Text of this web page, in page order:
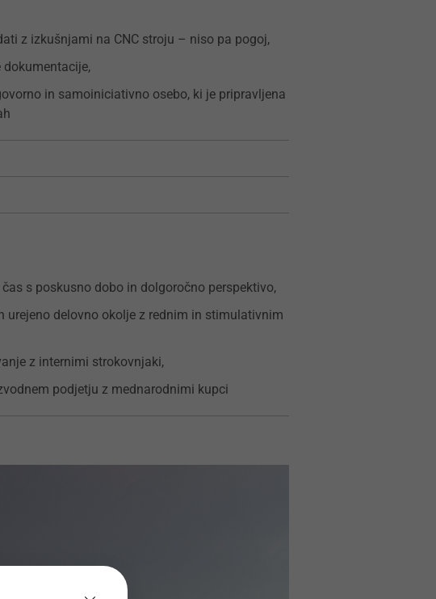
z izkušnjami na CNC stroju – niso pa pogoj,
dokumentacije,
in samoiniciativno osebo, ki je pripravljena
s poskusno dobo in dolgoročno perspektivo,
urejeno delovno okolje z rednim in stimulativnim
z internimi strokovnjaki,
podjetju z mednarodnimi kupci